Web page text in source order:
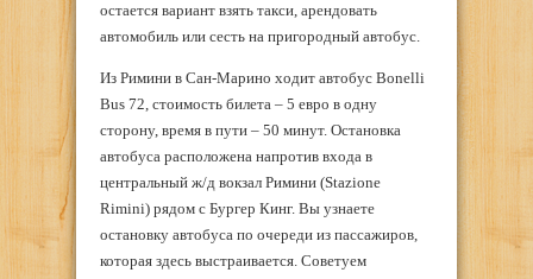
остается вариант взять такси, арендовать
автомобиль или сесть на пригородный автобус.
Из Римини в Сан-Марино ходит автобус Bonelli
Bus 72, стоимость билета – 5 евро в одну
сторону, время в пути – 50 минут. Остановка
автобуса расположена напротив входа в
центральный ж/д вокзал Римини (Stazione
Rimini) рядом с Бургер Кинг. Вы узнаете
остановку автобуса по очереди из пассажиров,
которая здесь выстраивается. Советуем